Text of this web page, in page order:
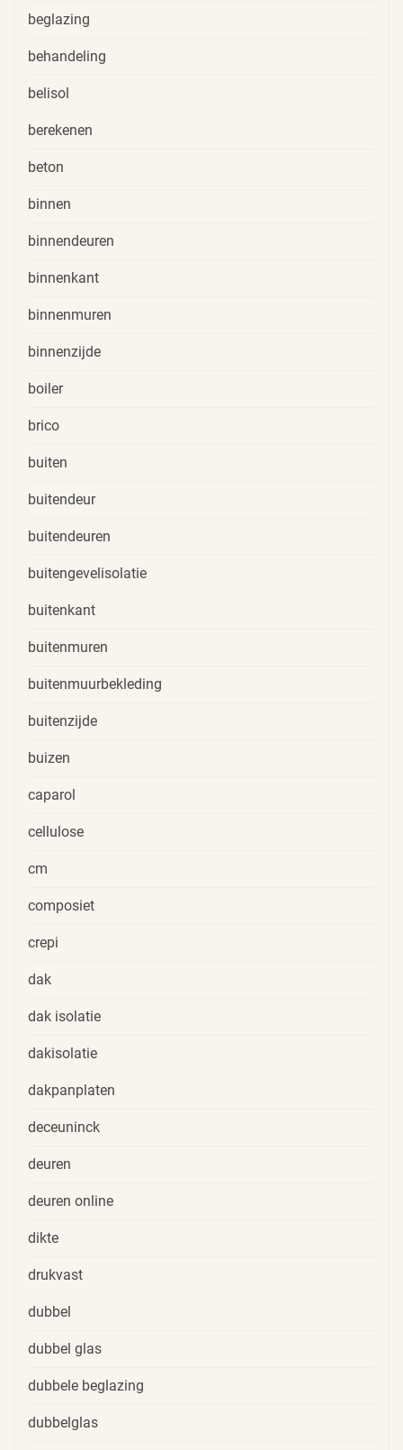
beglazing
behandeling
belisol
berekenen
beton
binnen
binnendeuren
binnenkant
binnenmuren
binnenzijde
boiler
brico
buiten
buitendeur
buitendeuren
buitengevelisolatie
buitenkant
buitenmuren
buitenmuurbekleding
buitenzijde
buizen
caparol
cellulose
cm
composiet
crepi
dak
dak isolatie
dakisolatie
dakpanplaten
deceuninck
deuren
deuren online
dikte
drukvast
dubbel
dubbel glas
dubbele beglazing
dubbelglas